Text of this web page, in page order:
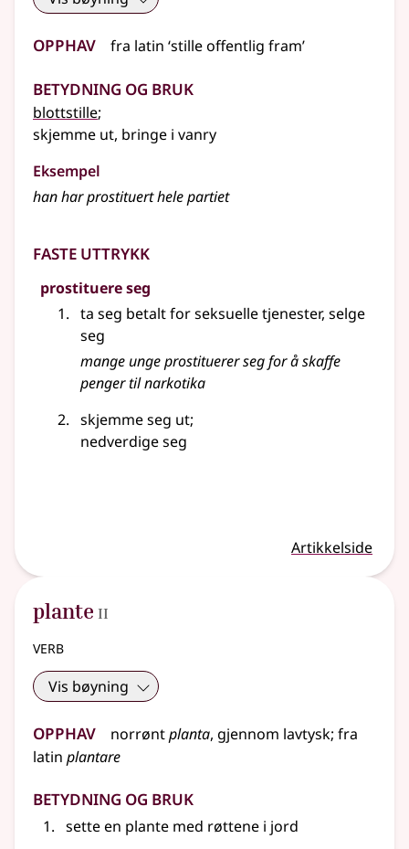
Opphav fra latin ‘stille offentlig fram’
Betydning og bruk
blottstille;
skjemme ut, bringe i vanry
Eksempel
han har prostituert hele partiet
Faste uttrykk
prostituere seg
ta seg betalt for seksuelle tjenester, selge
seg
mange ungeprostituererseg for å skaffe
penger til narkotika
skjemme seg ut;
nedverdige seg
Artikkelside
plante 2
II
verb
Vis bøyning
Opphav norrøntplanta, gjennom lavtysk; fra
latin plantare
Betydning og bruk
sette en plante med røttene i jord